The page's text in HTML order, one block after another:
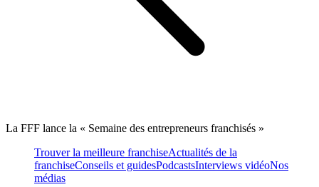
La FFF lance la « Semaine des entrepreneurs franchisés »
Trouver la meilleure franchiseActualités de la
franchiseConseils et guidesPodcastsInterviews vidéoNos
médias